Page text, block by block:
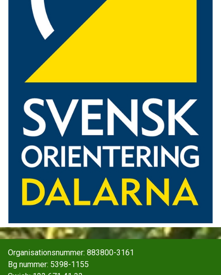
Organisationsnummer: 883800-3161
Bg nummer: 5398-1155